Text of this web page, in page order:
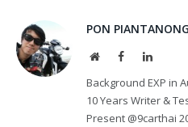
PON
WebsiteFacebookLinkedIn
Background EXP in
10 Years Writer &
Present @9carthai